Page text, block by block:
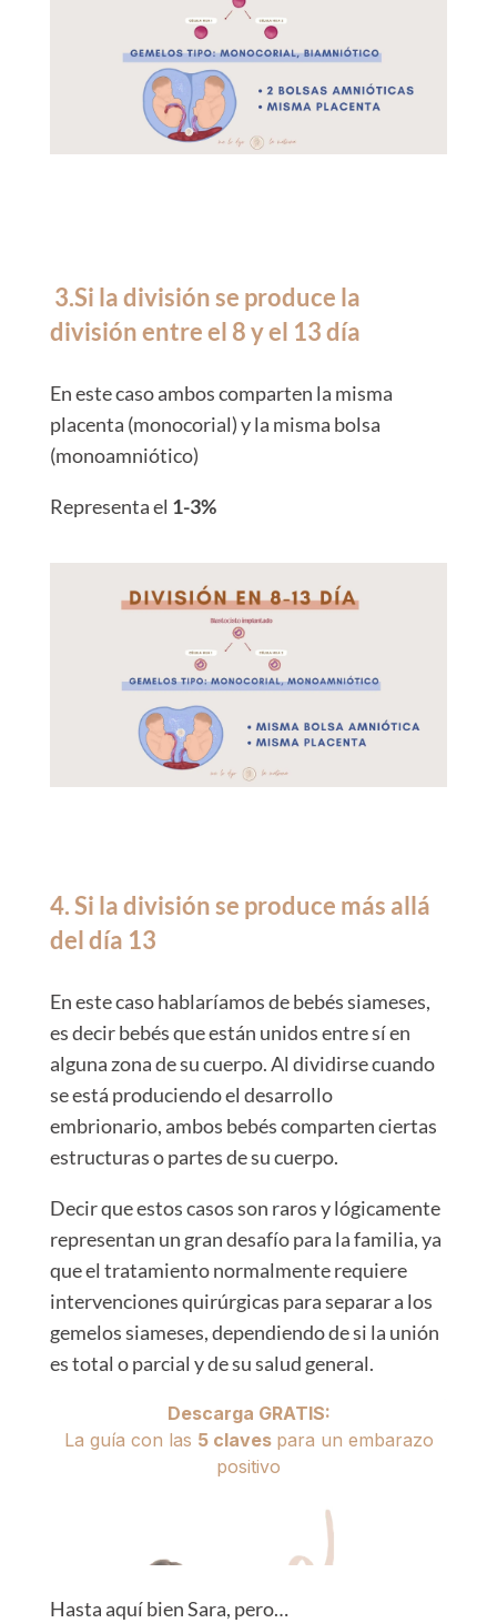
3.Si la división se produce la
división entre el 8 y el 13 día
En este caso ambos comparten la misma
placenta (monocorial) y la misma bolsa
(monoamniótico)
Representa el 1-3%
4. Si la división se produce más allá
del día 13
En este caso hablaríamos de bebés siameses,
es decir bebés que están unidos entre sí en
alguna zona de su cuerpo. Al dividirse cuando
se está produciendo el desarrollo
embrionario, ambos bebés comparten ciertas
estructuras o partes de su cuerpo.
Decir que estos casos son raros y lógicamente
representan un gran desafío para la familia, ya
que el tratamiento normalmente requiere
intervenciones quirúrgicas para separar a los
gemelos siameses, dependiendo de si la unión
es total o parcial y de su salud general.
Hasta aquí bien Sara, pero…